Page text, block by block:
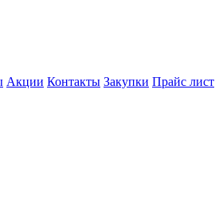
Акции Контакты Закупки Прайс лист